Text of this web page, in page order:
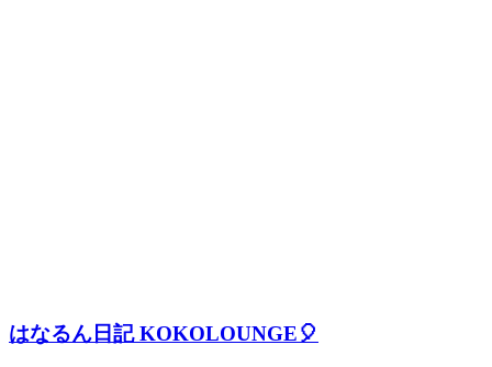
はなるん日記 KOKOLOUNGE🎈